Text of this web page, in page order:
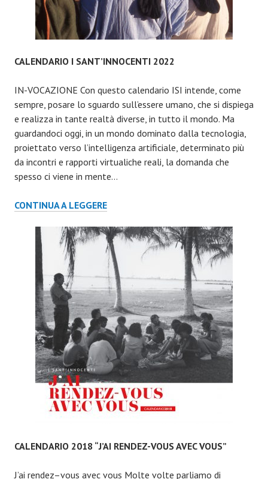
CALENDARIO I SANT’INNOCENTI 2022
IN-VOCAZIONE Con questo calendario ISI intende, come
sempre, posare lo sguardo sull’essere umano, che si dispiega
e realizza in tante realtà diverse, in tutto il mondo. Ma
guardandoci oggi, in un mondo dominato dalla tecnologia,
proiettato verso l’intelligenza artificiale, determinato più
da incontri e rapporti virtualiche reali, la domanda che
spesso ci viene in mente…
CONTINUA A LEGGERECALENDARIO
SANT’INNOCENTI
2022
CALENDARIO 2018 “J’AI RENDEZ-VOUS AVEC VOUS”
J’ai rendez–vous avec vous Molte volte parliamo di